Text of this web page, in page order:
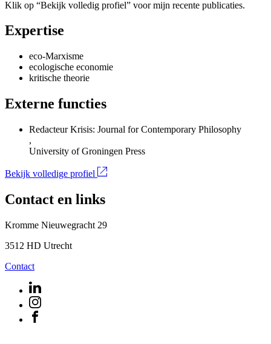
Klik op “Bekijk volledig profiel” voor mijn recente publicaties.
Expertise
eco-Marxisme
ecologische economie
kritische theorie
Externe functies
Redacteur Krisis: Journal for Contemporary Philosophy
,
University of Groningen Press
Bekijk volledige profiel
Contact en links
Kromme Nieuwegracht 29
3512 HD Utrecht
Contact